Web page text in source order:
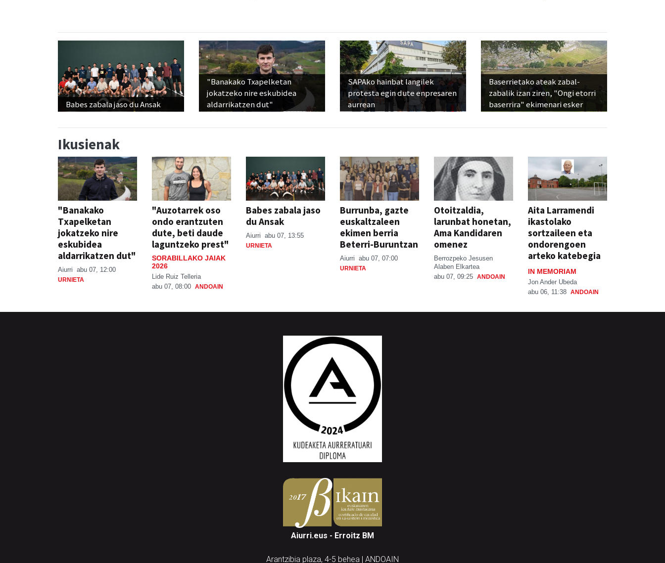
Babes zabala jaso du Ansak
"Banakako Txapelketan
jokatzeko nire eskubidea
aldarrikatzen dut"
SAPAko hainbat langilek
protesta egin dute enpresaren
aurrean
Baserrietako ateak zabal-
zabalik izan ziren, "Ongi etorri
baserrira" ekimenari esker
Ikusienak
"Banakako
Txapelketan
jokatzeko nire
eskubidea
aldarrikatzen dut"
Aiurri abu 07, 12:00
URNIETA
"Auzotarrek oso
ondo erantzuten
dute, beti daude
laguntzeko prest"
SORABILLAKO JAIAK
2026
Lide Ruiz Telleria
abu 07, 08:00 ANDOAIN
Babes zabala jaso
du Ansak
Aiurri abu 07, 13:55
URNIETA
Burrunba, gazte
euskaltzaleen
ekimen berria
Beterri-Buruntzan
Aiurri abu 07, 07:00
URNIETA
Otoitzaldia,
larunbat honetan,
Ama Kandidaren
omenez
Berrozpeko Jesusen
Alaben Elkartea
abu 07, 09:25 ANDOAIN
Aita Larramendi
ikastolako
sortzaileen eta
ondorengoen
arteko katebegia
IN MEMORIAM
Jon Ander Ubeda
abu 06, 11:38 ANDOAIN
Aiurri.eus - Erroitz BM
Arantzibia plaza, 4-5 behea | ANDOAIN